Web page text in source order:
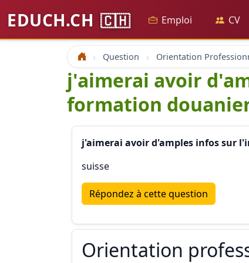
EDUCH.CH 🇨🇭 Emploi CV
Accueil Question Orientation
j'aimerai avoir
formation
j'aimerai avoir d'amples infos sur
suisse
Répondez à cette question
Orientation